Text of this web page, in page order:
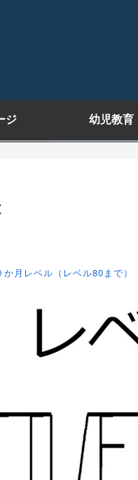
ジ 幼児教育
か月レベル（レベル80まで）